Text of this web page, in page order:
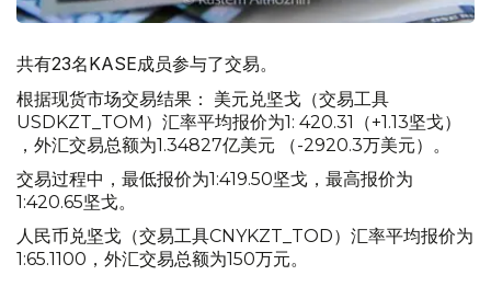
共有23名KASE成员参与了交易。
根据现货市场交易结果： 美元兑坚戈（交易工具
USDKZT_TOM）汇率平均报价为1: 420.31（+1.13坚戈）
，外汇交易总额为1.34827亿美元 （-2920.3万美元）。
交易过程中，最低报价为1:419.50坚戈，最高报价为
1:420.65坚戈。
人民币兑坚戈（交易工具CNYKZT_TOD）汇率平均报价为
1:65.1100，外汇交易总额为150万元。